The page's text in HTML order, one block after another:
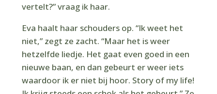
vertelt?” vraag ik haar.
Eva haalt haar schouders op. “Ik weet het
niet,” zegt ze zacht. “Maar het is weer
hetzelfde liedje. Het gaat even goed in een
nieuwe baan, en dan gebeurt er weer iets
waardoor ik er niet bij hoor. Story of my life!